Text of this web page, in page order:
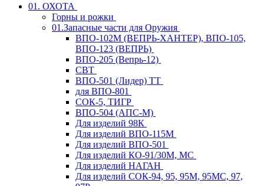
01. ОХОТА
Горны и рожки
01.Запасные части для Оружия
ВПО-102М (ВЕПРЬ-ХАНТЕР), ВПО-105,
ВПО-123 (ВЕПРЬ)
ВПО-205 (Вепрь-12)
СВТ
ВПО-501 (Лидер) ТТ
для ВПО-801
СОК-5, ТИГР
ВПО-504 (АПС-М)
Для изделий 98К
Для изделий ВПО-115М
Для изделий ВПО-501
Для изделий КО-91/30М, МС
Для изделий НАГАН
Для изделий СОК-94, 95, 95М, 95МС, 97,